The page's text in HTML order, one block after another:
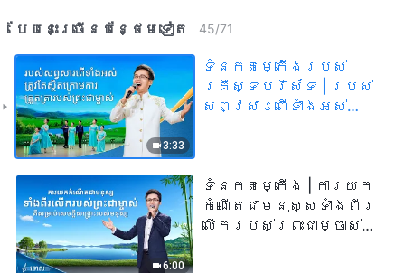
បែបនេះ​ច្រើនបន្ថែម​ទៀត​ 45/71
3:33
ទំនុកតម្កើង​របស់​
គ្រីស្ទបរិស័ទ | របស់
សព្វសារពើទាំងអស់
6:00
ទំនុកតម្កើង​ | ការយក
កំណើតជាមនុស្សទាំងពីរ
លើករបស់ព្រះជាម្ចាស់គឺ